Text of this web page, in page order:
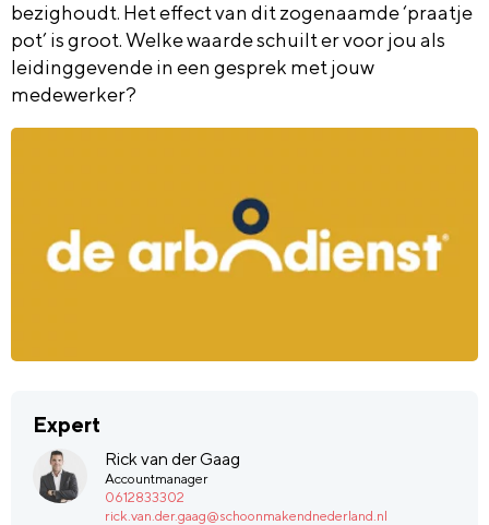
bezighoudt. Het effect van dit zogenaamde ‘praatje
pot’ is groot. Welke waarde schuilt er voor jou als
leidinggevende in een gesprek met jouw
medewerker?
Expert
Rick van der Gaag
Accountmanager
0612833302
rick.van.der.gaag@schoonmakendnederland.nl